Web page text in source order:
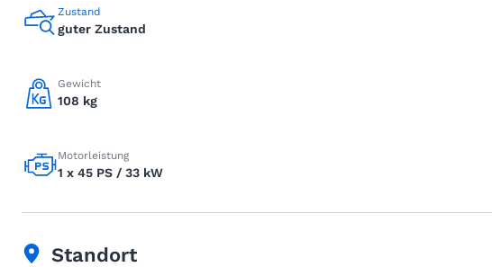
Zustand
guter Zustand
Gewicht
108 kg
Motorleistung
1 x 45 PS / 33 kW
Standort